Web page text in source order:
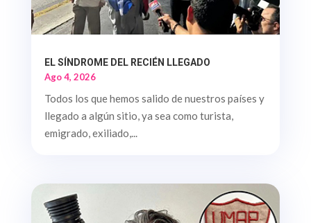
EL SÍNDROME DEL RECIÉN LLEGADO
Ago 4, 2026
Todos los que hemos salido de nuestros países y
llegado a algún sitio, ya sea como turista,
emigrado, exiliado,...